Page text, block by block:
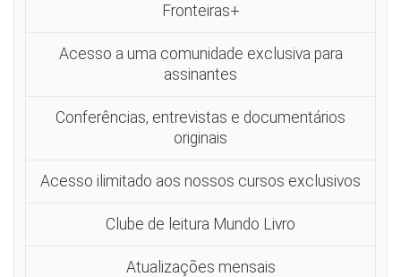
Fronteiras+
Acesso a uma comunidade exclusiva para
assinantes
Conferências, entrevistas e documentários
originais
Acesso ilimitado aos nossos cursos exclusivos
Clube de leitura Mundo Livro
Atualizações mensais